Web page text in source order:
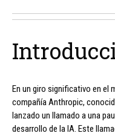
En un giro significativo en el
compañía Anthropic,
lanzado un llamado a una
desarrollo de la IA. Este